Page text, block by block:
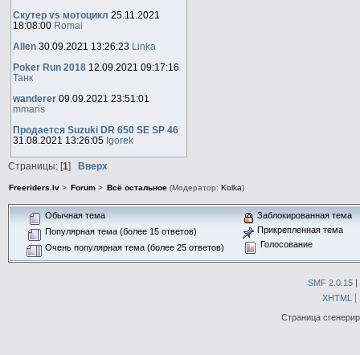
Скутер vs мотоцикл25.11.2021
18:08:00 Romai
Allen 30.09.2021 13:26:23 Linka
Poker Run 2018 12.09.2021 09:17:16
Танк
wanderer 09.09.2021 23:51:01
mmaris
Продается Suzuki DR 650 SE SP 46
31.08.2021 13:26:05 Igorek
Страницы: [1] Вверх
Freeriders.lv > Forum > Всё остальное (Модератор:Kolka)
Обычная тема
Популярная тема (более 15 ответов)
Очень популярная тема (более 25 ответов)
Заблокированная тема
Прикрепленная тема
Голосование
SMF 2.0.15|
XHTML
Страница